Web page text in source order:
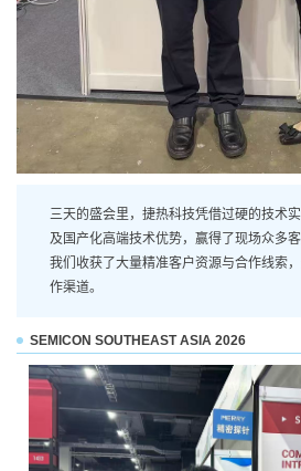
三天的盛会里，捷热科技凭借过硬的技术
及国产化高端技术优势，赢得了现场众多
我们收获了大量精准客户资源与合作线索
作渠道。
SEMICON SOUTHEAST ASIA 2026